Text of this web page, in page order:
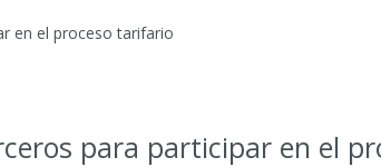
en el proceso tarifario
para participar en el